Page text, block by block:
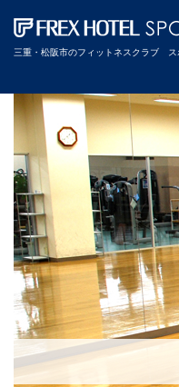
三重・松阪市のフィットネスクラブ ス